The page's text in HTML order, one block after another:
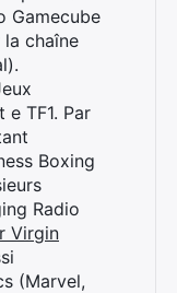
Gamecube
la chaîne
TF1. Par
Boxing
Radio
Virgin
(Marvel,